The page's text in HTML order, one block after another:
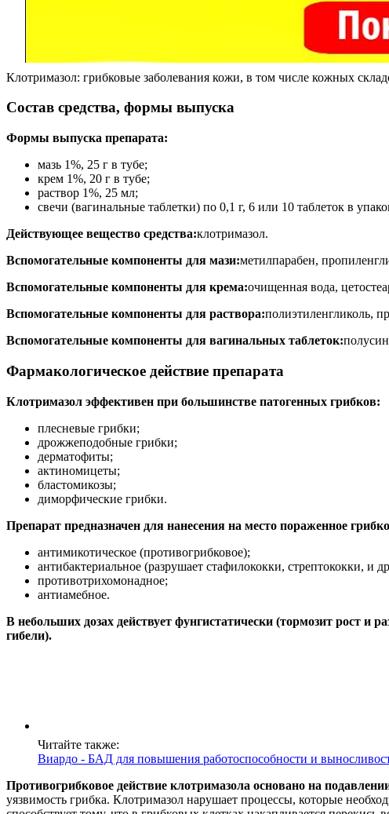
Клотримазол: грибковые заболевания кожи, в том числе кожных
Состав средства, формы выпуска
Формы выпуска препарата:
мазь 1%, 25 г в тубе;
крем 1%, 20 г в тубе;
раствор 1%, 25 мл;
свечи (вагинальные таблетки) по 0,1 г, 6 или 10 таблеток в
Действующее вещество средства:клотримазол.
Вспомогательные компоненты для мази:метилпарабен,
Вспомогательные компоненты для крема:очищенная вода,
Вспомогательные компоненты для раствора:полиэтиленгликоль,
Вспомогательные компоненты для вагинальных таблеток:
Фармакологическое действие препарата
Клотримазол эффективен при большинстве патогенных грибков:
плесневые грибки;
дрожжеподобные грибки;
дерматофиты;
актиномицеты;
бластомикозы;
диморфические грибки.
Препарат предназначен для нанесения на место пораженное
антимикотическое (противогрибковое);
антибактериальное (разрушает стафилококки, стрептококки, и
противотрихомонадное;
антиамебное.
В небольших дозах действует фунгистатически (тормозит рост
гибели).
Читайте также:
Виардо - БАД для повышения работоспособности и
Противогрибковое действие клотримазола основано на
уязвимость грибка. Клотримазол нарушает процессы, которые